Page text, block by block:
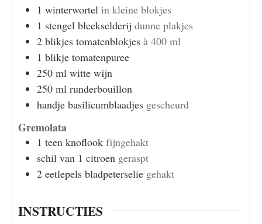
1 winterwortel in kleine blokjes
1 stengel bleekselderij dunne plakjes
2 blikjes tomatenblokjes à 400 ml
1 blikje tomatenpuree
250 ml witte wijn
250 ml runderbouillon
handje basilicumblaadjes gescheurd
Gremolata
1 teen knoflook fijngehakt
schil van 1 citroen geraspt
2 eetlepels bladpeterselie gehakt
INSTRUCTIES